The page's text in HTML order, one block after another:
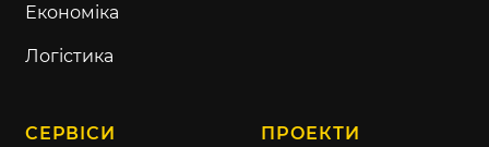
Економіка
Логістика
СЕРВІСИ ПРОЕКТИ